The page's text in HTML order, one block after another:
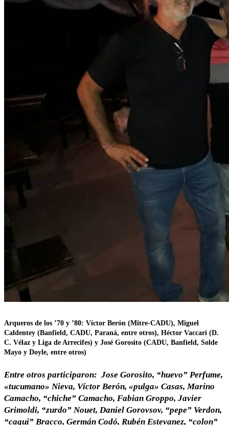
Arqueros de los ’70 y ’80: Víctor Berón (Mitre-CADU), Miguel
Caldentey (Banfield, CADU, Paraná, entre otros), Héctor Vaccari (D.
C. Vélaz y Liga de Arrecifes) y José Gorosito (CADU, Banfield, Solde
Mayo y Doyle, entre otros)
Entre otros participaron: Jose Gorosito, “huevo” Perfume,
«tucumano» Nieva, Víctor Berón, «pulga» Casas, Marino
Camacho, “chiche” Camacho, Fabian Groppo, Javier
Grimoldi, “zurdo” Nouet, Daniel Gorovsov, “pepe” Verdon,
“caqui” Bracco, Germán Codó, Rubén Estevanez, “colon”